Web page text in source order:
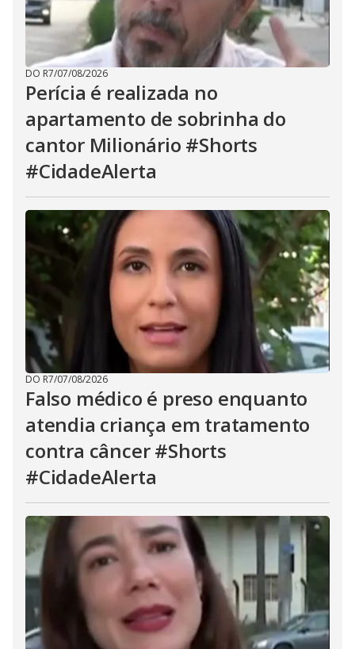
DO R7/07/08/2026
Perícia é realizada no
apartamento de sobrinha do
cantor Milionário #Shorts
#CidadeAlerta
DO R7/07/08/2026
Falso médico é preso enquanto
atendia criança em tratamento
contra câncer #Shorts
#CidadeAlerta